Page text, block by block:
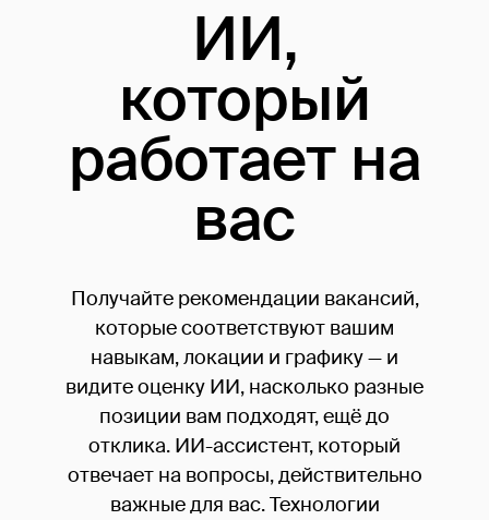
ИИ,
который
работает на
вас
Получайте рекомендации вакансий,
которые соответствуют вашим
навыкам, локации и графику — и
видите оценку ИИ, насколько разные
позиции вам подходят, ещё до
отклика. ИИ-ассистент, который
отвечает на вопросы, действительно
важные для вас. Технологии